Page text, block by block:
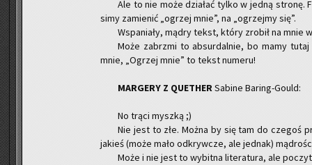
Ale to nie może dzia­łać tylko w jedną
si­my za­mie­nić „ogrzej mnie”, na „ogrzej­my się”.
Wspa­nia­ły, mądry tekst, który zro­bił na mnie
Może za­brzmi to ab­sur­dal­nie, bo mamy
mnie, „Ogrzej mnie” to tekst nu­me­ru!
MAR­GE­RY Z QU­ETHERSa­bi­ne Ba­ring-Gould:
No trąci mysz­ką ;)
Nie jest to złe. Można by się tam do cze­goś
ja­kieś (może mało od­kryw­cze, ale jed­nak)
Może i nie jest to wy­bit­na li­te­ra­tu­ra, ale